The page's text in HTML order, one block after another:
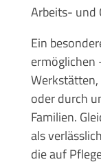
Arbeits- und
Ein
ermöglichen
oder durch
Familien.
als
die auf